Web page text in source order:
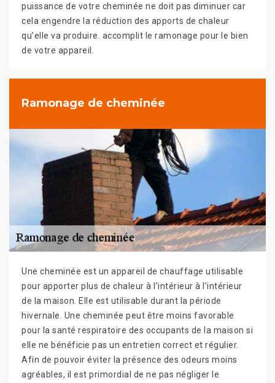
puissance de votre cheminée ne doit pas diminuer car
cela engendre la réduction des apports de chaleur
qu’elle va produire. accomplit le ramonage pour le bien
de votre appareil.
Ramonage de cheminée
Une cheminée est un appareil de chauffage utilisable
pour apporter plus de chaleur à l’intérieur à l’intérieur
de la maison. Elle est utilisable durant la période
hivernale. Une cheminée peut être moins favorable
pour la santé respiratoire des occupants de la maison si
elle ne bénéficie pas un entretien correct et régulier.
Afin de pouvoir éviter la présence des odeurs moins
agréables, il est primordial de ne pas négliger le